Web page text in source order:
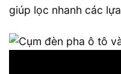
giúp lọc nhanh các